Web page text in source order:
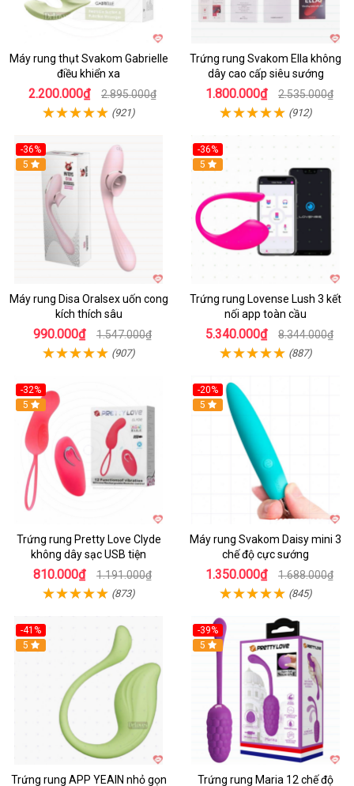
Máy rung thụt Svakom Gabrielle
điều khiển xa
2.200.000₫ 2.895.000₫
(921)
Trứng rung Svakom Ella không
dây cao cấp siêu sướng
1.800.000₫ 2.535.000₫
(912)
-36%
5
Máy rung Disa Oralsex uốn cong
kích thích sâu
990.000₫ 1.547.000₫
(907)
-36%
Hot
5
Trứng rung Lovense Lush 3 kết
nối app toàn cầu
5.340.000₫ 8.344.000₫
(887)
-32%
5
Trứng rung Pretty Love Clyde
không dây sạc USB tiện
810.000₫ 1.191.000₫
(873)
-20%
5
Máy rung Svakom Daisy mini 3
chế độ cực sướng
1.350.000₫ 1.688.000₫
(845)
-41%
Hot
5
Trứng rung APP YEAIN nhỏ gọn
-39%
Hot
5
Trứng rung Maria 12 chế độ